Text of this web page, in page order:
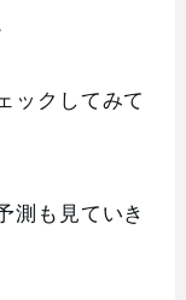
ックしてみて
測も見ていき